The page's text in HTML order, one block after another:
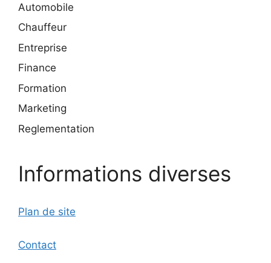
Automobile
Chauffeur
Entreprise
Finance
Formation
Marketing
Reglementation
Informations diverses
Plan de site
Contact